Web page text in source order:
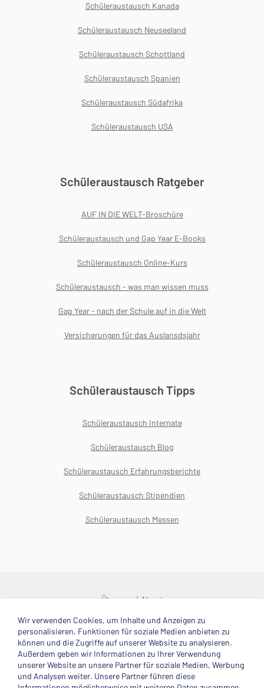
Schüleraustausch Kanada
Schüleraustausch Neuseeland
Schüleraustausch Schottland
Schüleraustausch Spanien
Schüleraustausch Südafrika
Schüleraustausch USA
Schüleraustausch Ratgeber
AUF IN DIE WELT-Broschüre
Schüleraustausch und Gap Year E-Books
Schüleraustausch Online-Kurs
Schüleraustausch - was man wissen muss
Gap Year - nach der Schule auf in die Welt
Versicherungen für das Auslansdsjahr
Schüleraustausch Tipps
Schüleraustausch Internate
Schüleraustausch Blog
Schüleraustausch Erfahrungsberichte
Schüleraustausch Stipendien
Schüleraustausch Messen
Über uns About
© 2025 Deutsche Stiftung Völkerverständigung
Impressum Datenschutzerklärung Kontakt
Mitglied im
Wir verwenden Cookies, um Inhalte und Anzeigen zu
personalisieren, Funktionen für soziale Medien anbieten zu
können und die Zugriffe auf unserer Website zu analysieren.
Außerdem geben wir Informationen zu Ihrer Verwendung
unserer Website an unsere Partner für soziale Medien, Werbung
und Analysen weiter. Unsere Partner führen diese